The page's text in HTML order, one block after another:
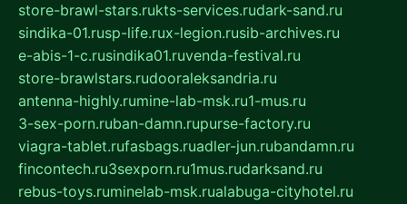
store-brawl-stars.rukts-services.rudark-sand.ru
sindika-01.rusp-life.rux-legion.rusib-archives.ru
e-abis-1-c.rusindika01.ruvenda-festival.ru
store-brawlstars.rudooraleksandria.ru
antenna-highly.rumine-lab-msk.ru1-mus.ru
3-sex-porn.ruban-damn.rupurse-factory.ru
viagra-tablet.rufasbags.ruadler-jun.rubandamn.ru
fincontech.ru3sexporn.ru1mus.rudarksand.ru
rebus-toys.ruminelab-msk.rualabuga-cityhotel.ru